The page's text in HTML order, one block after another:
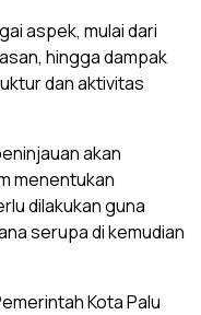
aspek, mulai dari
hingga dampak
dan aktivitas
akan
menentukan
dilakukan guna
serupa di kemudian
Kota Palu